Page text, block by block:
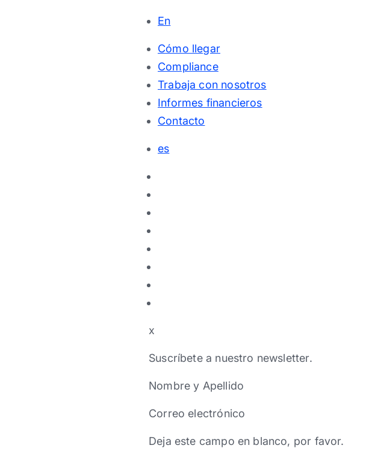
En
Cómo llegar
Compliance
Trabaja con nosotros
Informes financieros
Contacto
es
x
Suscríbete a nuestro newsletter.
Nombre y Apellido
Correo electrónico
Deja este campo en blanco, por favor.